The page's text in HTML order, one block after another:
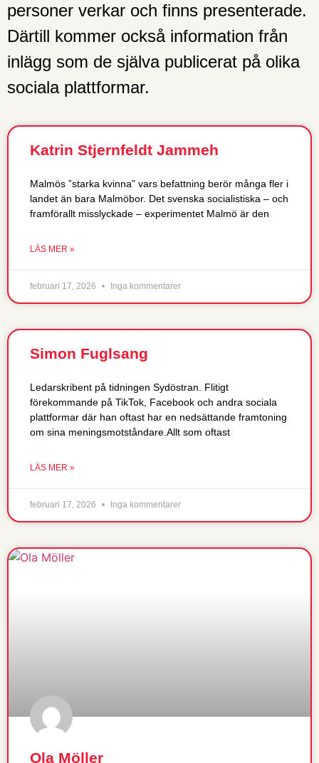
personer verkar och finns presenterade.
Därtill kommer också information från
inlägg som de själva publicerat på olika
sociala plattformar.
Katrin Stjernfeldt Jammeh
Malmös ”starka kvinna” vars befattning berör många fler i
landet än bara Malmöbor. Det svenska socialistiska – och
framförallt misslyckade – experimentet Malmö är den
LÄS MER »
februari 17, 2026 Inga kommentarer
Simon Fuglsang
Ledarskribent på tidningen Sydöstran. Flitigt
förekommande på TikTok, Facebook och andra sociala
plattformar där han oftast har en nedsättande framtoning
om sina meningsmotståndare.Allt som oftast
LÄS MER »
februari 17, 2026 Inga kommentarer
Ola Möller